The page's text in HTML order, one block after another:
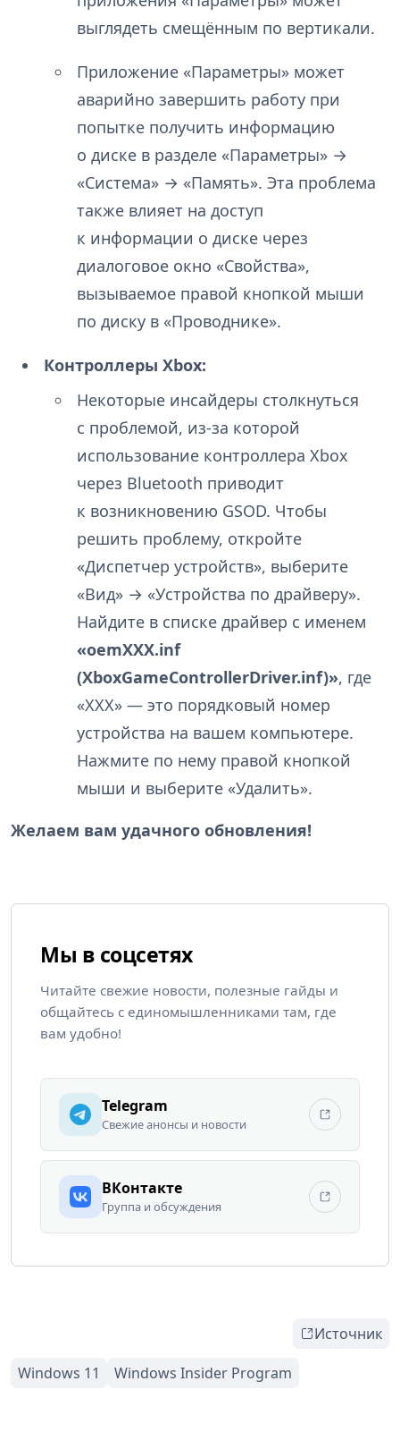
выглядеть смещённым по вертикали.
Приложение «Параметры» может
аварийно завершить работу при
попытке получить информацию
о диске в разделе «Параметры» →
«Система» → «Память». Эта проблема
также влияет на доступ
к информации о диске через
диалоговое окно «Свойства»,
вызываемое правой кнопкой мыши
по диску в «Проводнике».
Контроллеры Xbox:
Некоторые инсайдеры столкнуться
с проблемой, из-за которой
использование контроллера Xbox
через Bluetooth приводит
к возникновению GSOD. Чтобы
решить проблему, откройте
«Диспетчер устройств», выберите
«Вид» → «Устройства по драйверу».
Найдите в списке драйвер с именем
«oemXXX.inf
(XboxGameControllerDriver.inf)», где
«XXX» — это порядковый номер
устройства на вашем компьютере.
Нажмите по нему правой кнопкой
мыши и выберите «Удалить».
Желаем вам удачного обновления!
Мы в соцсетях
Читайте свежие новости, полезные гайды и
общайтесь с единомышленниками там, где
вам удобно!
Telegram
Свежие анонсы и новости
ВКонтакте
Группа и обсуждения
Источник